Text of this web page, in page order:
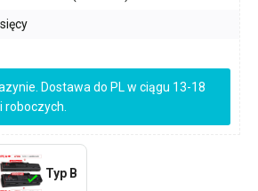
Dostawa do PL w ciągu 13-18
roboczych.
Typ B